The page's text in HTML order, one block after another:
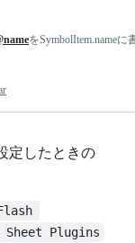
をSymbolItem.nameに
定したときの
Sheet Plugins